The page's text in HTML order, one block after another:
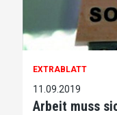
EXTRABLATT
11.09.2019
Arbeit muss